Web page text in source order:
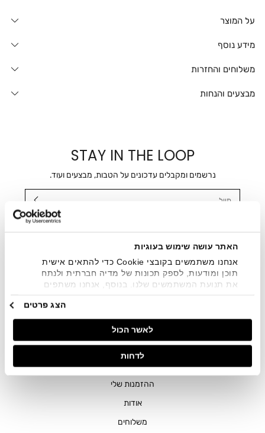
האתר עושה שימוש בעוגיות
אנחנו משתמשים בקובצי Cookie כדי להתאים אישית
תוכן ומודעות, לספק תכונות של מדיה חברתית ולנתח
את תנועת המשתמשים שלנו. בנוסף, אנחנו משתפים
מתחומי המדיה החברתית, הפרסום וניתוח הנתונים.
גורמים אלה עשויים לשלב את הנתונים האלה עם מידע
אחר שסיפקתם או שהם אספו בעקבות השימוש שעשיתם
בשירותים שלהם.
הצג פרטים
לאשר הכול
לדחות
על המוצר
מידע נוסף
משלוחים והחזרות
מבצעים והנחות
STAY IN THE LOOP
נרשמים ומקבלים עדכונים על הטבות, מבצעים ועוד.
אני מאשר/ת ומסכימ/ה לקבלת דיוור ישיר, הודעות ופרסומים
SMS ועוד. המידע ייאסף בהתאם למדיניות הפרטיות של החברה.
צפייה במדיניות הפרטיות
חנויות
שירות לקוחות
ההזמנות שלי
אודות
משלוחים